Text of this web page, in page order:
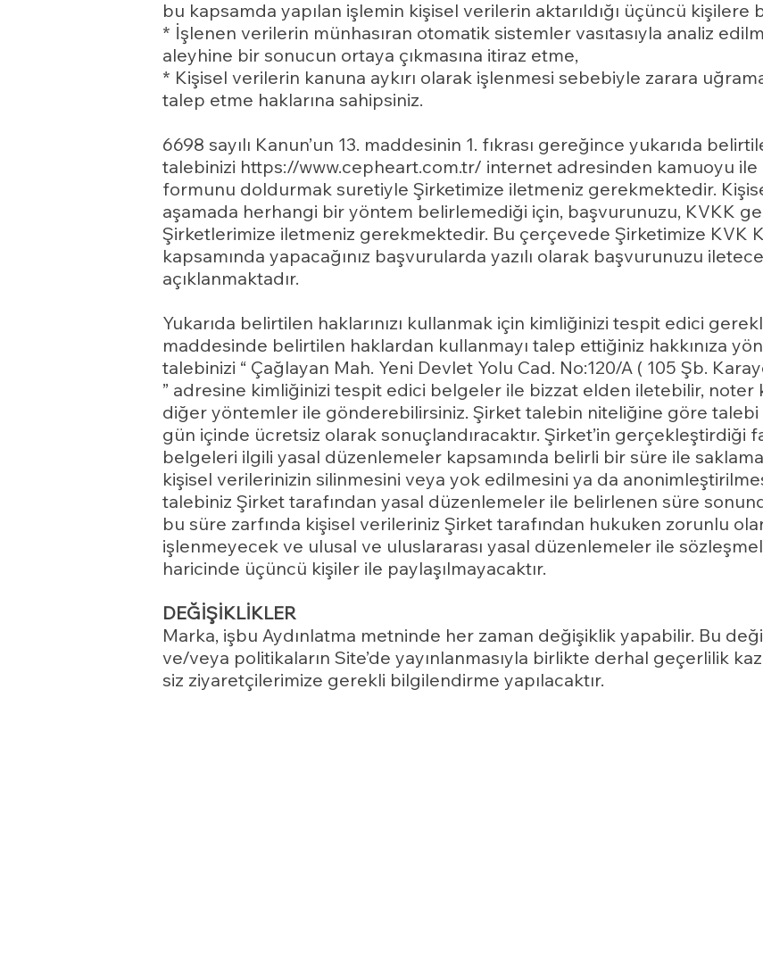
bu kapsamda yapılan işlemin kişisel verilerin aktarıldığı üçüncü kişilere
* İşlenen verilerin münhasıran otomatik sistemler vasıtasıyla analiz
aleyhine bir sonucun ortaya çıkmasına itiraz etme,
* Kişisel verilerin kanuna aykırı olarak işlenmesi sebebiyle zarara
talep etme haklarına sahipsiniz.
6698 sayılı Kanun’un 13. maddesinin 1. fıkrası gereğince yukarıda
talebinizi https://www.cepheart.com.tr/ internet adresinden kamuoyu ile
formunu doldurmak suretiyle Şirketimize iletmeniz gerekmektedir.
aşamada herhangi bir yöntem belirlemediği için, başvurunuzu, KVKK
Şirketlerimize iletmeniz gerekmektedir. Bu çerçevede Şirketimize KVK
kapsamında yapacağınız başvurularda yazılı olarak başvurunuzu
açıklanmaktadır.
Yukarıda belirtilen haklarınızı kullanmak için kimliğinizi tespit edici
maddesinde belirtilen haklardan kullanmayı talep ettiğiniz hakkınıza
talebinizi “ Çağlayan Mah. Yeni Devlet Yolu Cad. No:120/A ( 105 Şb.
” adresine kimliğinizi tespit edici belgeler ile bizzat elden iletebilir, noter
diğer yöntemler ile gönderebilirsiniz. Şirket talebin niteliğine göre talebi
gün içinde ücretsiz olarak sonuçlandıracaktır. Şirket’in gerçekleştirdiği
belgeleri ilgili yasal düzenlemeler kapsamında belirli bir süre ile
kişisel verilerinizin silinmesini veya yok edilmesini ya da
talebiniz Şirket tarafından yasal düzenlemeler ile belirlenen süre
bu süre zarfında kişisel verileriniz Şirket tarafından hukuken zorunlu
işlenmeyecek ve ulusal ve uluslararası yasal düzenlemeler ile
haricinde üçüncü kişiler ile paylaşılmayacaktır.
DEĞİŞİKLİKLER
Marka, işbu Aydınlatma metninde her zaman değişiklik yapabilir. Bu
ve/veya politikaların Site’de yayınlanmasıyla birlikte derhal geçerlilik
siz ziyaretçilerimize gerekli bilgilendirme yapılacaktır.